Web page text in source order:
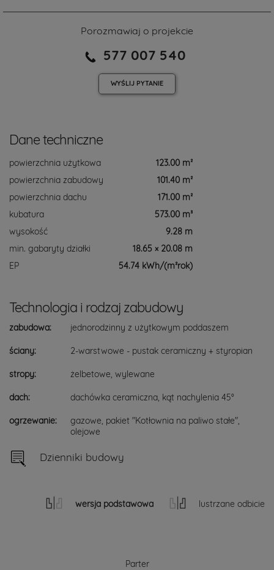
Porozmawiaj o projekcie
577 007 540
WYŚLIJ PYTANIE
Dane techniczne
powierzchnia użytkowa
123.00 m²
powierzchnia zabudowy
101.40 m²
powierzchnia dachu
171.00 m²
kubatura
573.00 m³
wysokość
9.28 m
min. gabaryty działki
18.65 × 20.08 m
EP
54.74 kWh/(m²rok)
Technologia i rodzaj zabudowy
zabudowa: jednorodzinny z użytkowym poddaszem
ściany: 2-warstwowe - pustak ceramiczny + styropian
stropy: żelbetowe, wylewane
dach: dachówka ceramiczna, kąt nachylenia 45°
ogrzewanie:
gazowe, pakiet "Kotłownia na paliwo stałe",
olejowe
Dzienniki budowy
wersja podstawowa lustrzane odbicie
Parter